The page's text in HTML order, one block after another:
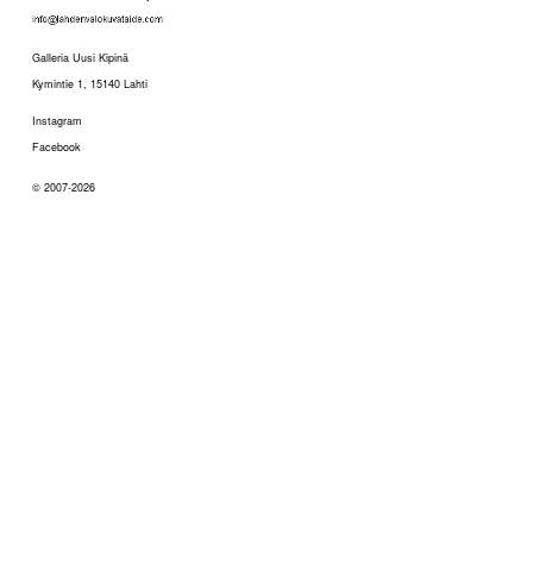
Galleria Uusi Kipinä
Kymintie 1, 15140 Lahti
Instagram
Facebook
© 2007-2026